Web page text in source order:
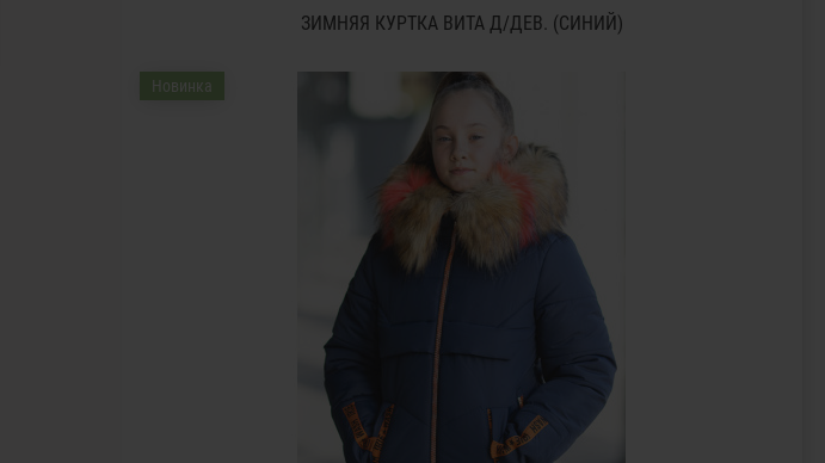
ЗИМНЯЯ КУРТКА ВИТА Д/ДЕВ. (СИНИЙ)
Новинка